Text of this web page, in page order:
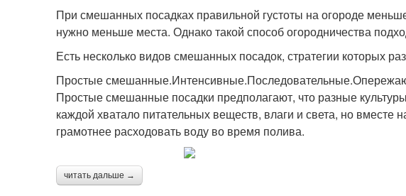
При смешанных посадках правильной густоты на огороде
нужно меньше места. Однако такой способ огородничества
Есть несколько видов смешанных посадок, стратегии которых
Простые
Простые смешанные посадки предполагают, что разные
каждой хватало питательных веществ, влаги и света, но вместе
грамотнее расходовать воду во время полива.
читать дальше →